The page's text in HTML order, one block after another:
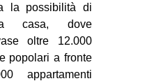
la possibilità di
casa, dove
oltre 12.000
popolari a fronte
appartamenti